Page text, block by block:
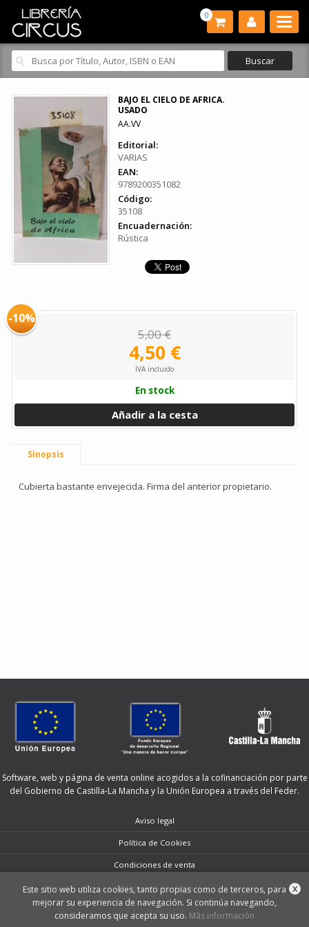
0
BAJO EL CIELO DE AFRICA.
USADO
AA.VV
Editorial:
VARIAS
EAN:
9789200351082
Código:
35108
Encuadernación:
Rústica
-10%
5,00 €
4,50 €
IVA incluido
En stock
Añadir a la cesta
Sinopsis
Cubierta bastante envejecida. Firma del anterior propietario.
Software, web y página de venta online acogidos a la cofinanciación por parte
del Gobierno de Castilla-La Mancha y la Unión Europea a través del Feder.
Aviso legal
Política de Cookies
Condiciones de venta
Protección de datos
2026 © Librería Circus
X
Este sitio web utiliza cookies, tanto propias como de terceros, para
mejorar su experiencia de navegación. Si continúa navegando,
consideramos que acepta su uso. Más información